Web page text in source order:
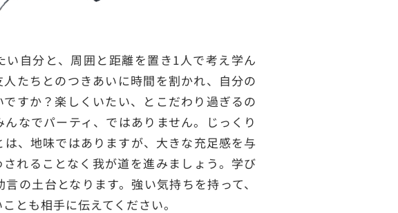
い自分と、周囲と距離を置き1人で考え学ん
たちとのつきあいに時間を割かれ、自分の
すか？楽しくいたい、とこだわり過ぎるの
なでパーティ、ではありません。じっくり
、地味ではありますが、大きな充足感を与
れることなく我が道を進みましょう。学び
の土台となります。強い気持ちを持って、
とも相手に伝えてください。